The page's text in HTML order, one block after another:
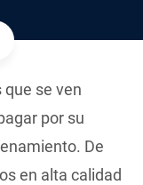
se ven
por su
De
en alta calidad